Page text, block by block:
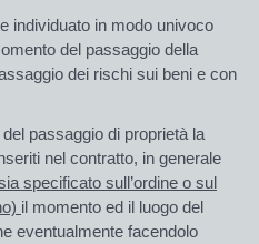
individuato in modo univoco
del passaggio della
dei rischi sui beni e con
passaggio di proprietà la
nel contratto, in generale
specificato sull’ordine o sul
il momento ed il luogo del
eventualmente facendolo